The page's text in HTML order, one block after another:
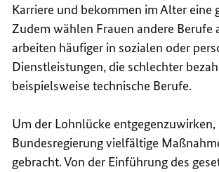
Karriere und bekommen im Alter eine
Zudem wählen Frauen andere Berufe
arbeiten häufiger in sozialen oder
Dienstleistungen, die schlechter
beispielsweise technische Berufe.
Um der Lohnlücke entgegenzuwirken,
Bundesregierung vielfältige
gebracht. Von der Einführung des